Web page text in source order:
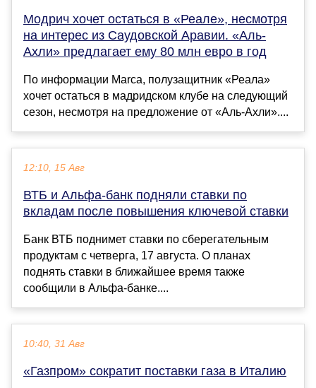
Модрич хочет остаться в «Реале», несмотря
на интерес из Саудовской Аравии. «Аль-
Ахли» предлагает ему 80 млн евро в год
По информации Marca, полузащитник «Реала»
хочет остаться в мадридском клубе на следующий
сезон, несмотря на предложение от «Аль-Ахли»....
12:10, 15 Авг
ВТБ и Альфа-банк подняли ставки по
вкладам после повышения ключевой ставки
Банк ВТБ поднимет ставки по сберегательным
продуктам с четверга, 17 августа. О планах
поднять ставки в ближайшее время также
сообщили в Альфа-банке....
10:40, 31 Авг
«Газпром» сократит поставки газа в Италию